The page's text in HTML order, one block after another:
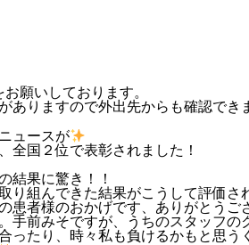
願いしております。
りますので外出先からも確認でき
ュースが
全国２位で表彰されました！
結果に驚き！！
組んできた結果がこうして評価さ
患者様のおかげです、ありがとうご
手前みそですが、うちのスタッフ
たり、時々私も負けるかもと思う